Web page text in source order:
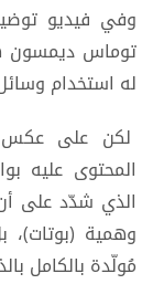
وفي فيديو
توماس ديمسون
له استخدام
لكن على عكس
المحتوى عليه
الذي شدّد على
وهمية (بوتات)،
مُولّدة بالكامل